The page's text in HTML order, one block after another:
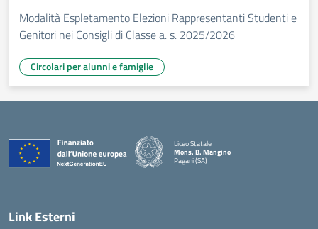
Modalità Espletamento Elezioni Rappresentanti Studenti e
Genitori nei Consigli di Classe a. s. 2025/2026
Circolari per alunni e famiglie
Liceo Statale
Mons. B. Mangino
Pagani (SA)
— Visita la pagina iniziale della scuola
Link Esterni